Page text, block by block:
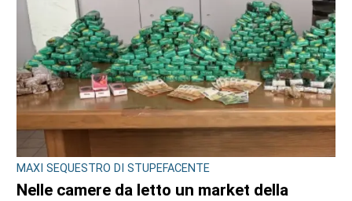
MAXI SEQUESTRO DI STUPEFACENTE
Nelle camere da letto un market della